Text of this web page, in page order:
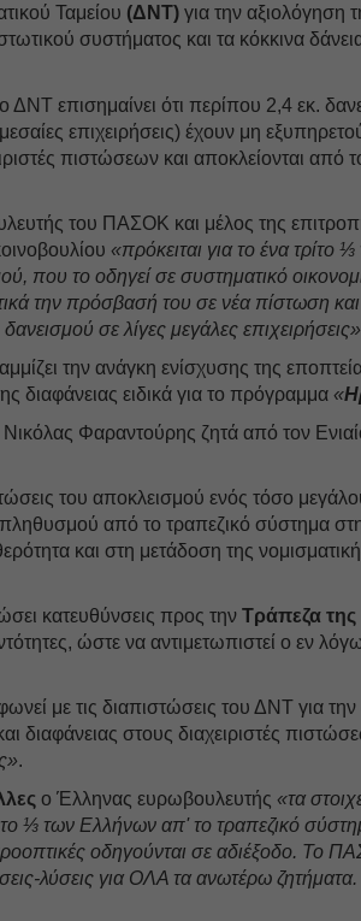
Ταμείου (ΔΝΤ) για την αξιολόγηση
συστήματος και τα κόκκινα
επισημαίνει ότι περίπου 2,4 εκ.
επιχειρήσεις) έχουν μη
πιστώσεων και αποκλείονται από
του ΠΑΣΟΚ και μέλος της
«πρόκειται για το ένα τρίτο ⅓
που το οδηγεί σε συστηματικό
την πρόσβασή του σε νέα πίστωση και
σε λίγες μεγάλες επιχειρήσεις»
την ανάγκη ενίσχυσης της
διαφάνειας ειδικά για το πρόγραμμα«
Φαραντούρης ζητά από τον
του αποκλεισμού ενός τόσο
πληθυσμού από το τραπεζικό σύστημα
και στη μετάδοση της
κατευθύνσεις προς τηνΤράπεζα
ώστε να αντιμετωπιστεί ο εν
με τις διαπιστώσεις του ΔΝΤ για
διαφάνειας στους διαχειριστές
.
ο Έλληνας ευρωβουλευτής«τα
⅓ των Ελλήνων απ' το τραπεζικό
οδηγούνται σε αδιέξοδο. Το
λύσεις για ΟΛΑ τα ανωτέρω ζητήματα.